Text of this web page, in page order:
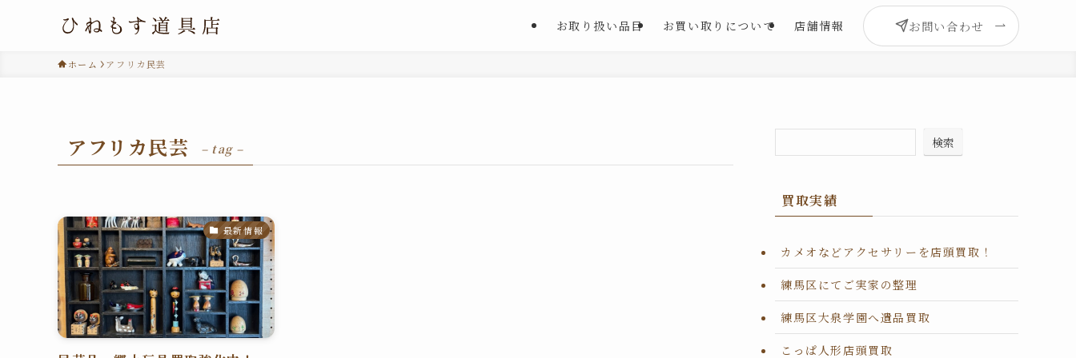
お取り扱い品目 お買い取りについて 店舗情報 お問い合わせ
ホーム アフリカ民芸
アフリカ民芸 – tag –
最新情報
検索
買取実績
カメオなどアクセサリーを店頭買取！
練馬区にてご実家の整理
練馬区大泉学園へ遺品買取
こっぱ人形店頭買取